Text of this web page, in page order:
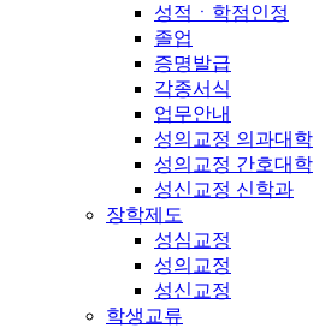
성적ㆍ학점인정
졸업
증명발급
각종서식
업무안내
성의교정 의과대학
성의교정 간호대학
성신교정 신학과
장학제도
성심교정
성의교정
성신교정
학생교류